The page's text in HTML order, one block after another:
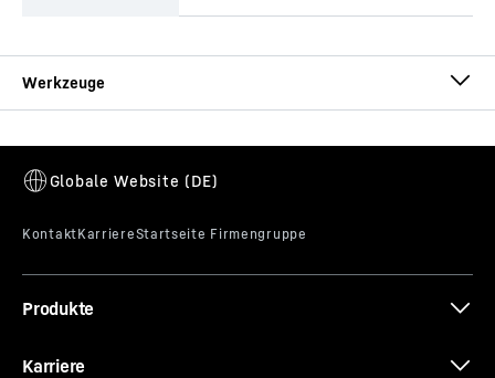
Bohrrohr
Nutzlänge-1.000, 2.000, 3.000, 4.000, 5.000, 6.000
Ausstattung-Konusschrauben, Konsuringe,
Gewinderinge und Keile
Produkte
Karriere